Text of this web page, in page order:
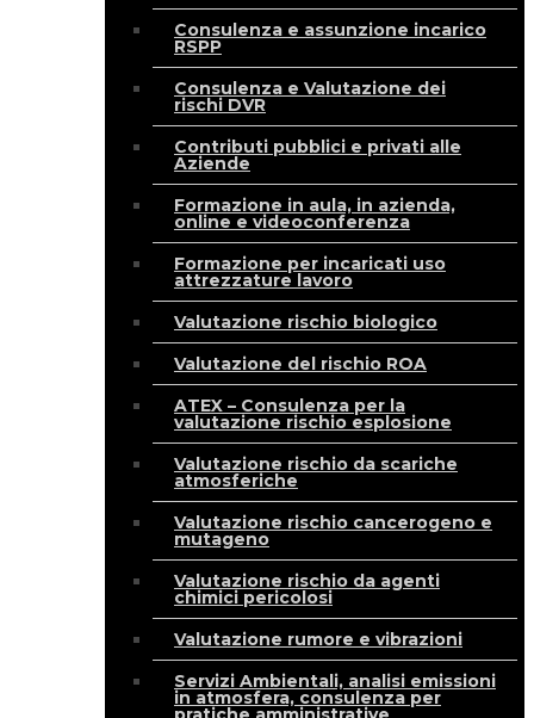
Consulenza e assunzione incarico
RSPP
Consulenza e Valutazione dei
rischi DVR
Contributi pubblici e privati alle
Aziende
Formazione in aula, in azienda,
online e videoconferenza
Formazione per incaricati uso
attrezzature lavoro
Valutazione rischio biologico
Valutazione del rischio ROA
ATEX – Consulenza per la
valutazione rischio esplosione
Valutazione rischio da scariche
atmosferiche
Valutazione rischio cancerogeno e
mutageno
Valutazione rischio da agenti
chimici pericolosi
Valutazione rumore e vibrazioni
Servizi Ambientali, analisi emissioni
in atmosfera, consulenza per